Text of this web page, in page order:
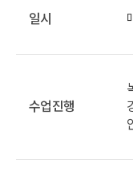
일시
수업진행